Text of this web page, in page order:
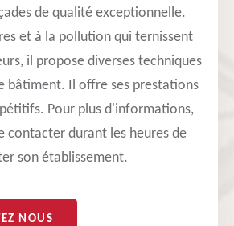
de qualité exceptionnelle.
et à la pollution qui ternissent
il propose diverses techniques
bâtiment. Il offre ses prestations
Pour plus d'informations,
contacter durant les heures de
son établissement.
NOUS